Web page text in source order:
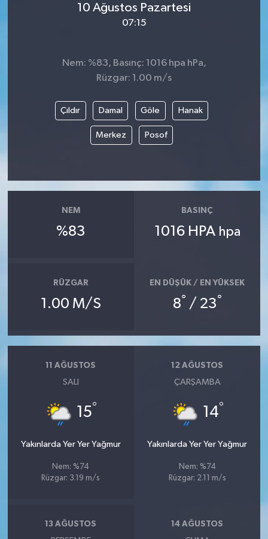
10 Ağustos Pazartesi
07:15
Nem: %83, Basınç: 1016 hpa hPa,
Rüzgar: 1.00 m/s
Çıldır Damal Göle Hanak
Merkez Posof
NEM
%83
BASINÇ
1016 HPA hpa
RÜZGAR
1.00 M/S
EN DÜŞÜK / EN YÜKSEK
8° / 23°
11 AĞUSTOS
SALI
15°
Yakınlarda Yer Yer Yağmur
Nem: %74
Rüzgar: 3.19 m/s
12 AĞUSTOS
ÇARŞAMBA
14°
Yakınlarda Yer Yer Yağmur
Nem: %74
Rüzgar: 2.11 m/s
13 AĞUSTOS 14 AĞUSTOS
Sağlık
Yaşam